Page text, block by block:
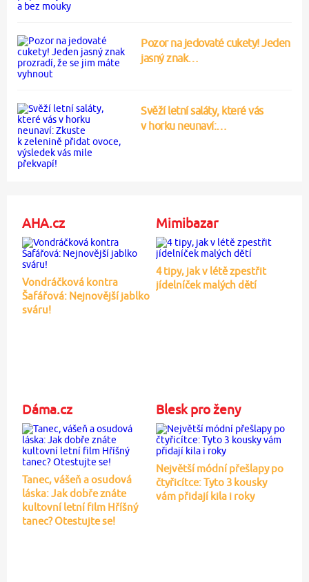
Pozor na jedovaté cukety! Jeden
jasný znak…
Svěží letní saláty, které vás
v horku neunaví:…
AHA.cz
Vondráčková kontra
Šafářová: Nejnovější jablko
sváru!
Mimibazar
4 tipy, jak v létě zpestřit
jídelníček malých dětí
Dáma.cz
Tanec, vášeň a osudová
láska: Jak dobře znáte
kultovní letní film Hříšný
tanec? Otestujte se!
Blesk pro ženy
Největší módní přešlapy po
čtyřicítce: Tyto 3 kousky
vám přidají kila i roky